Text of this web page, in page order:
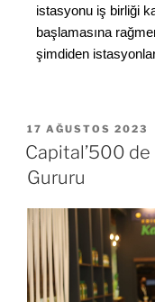
istasyonu iş birliği
başlamasına
şimdiden
17 AĞUSTOS 2023
Capital’500
Gururu